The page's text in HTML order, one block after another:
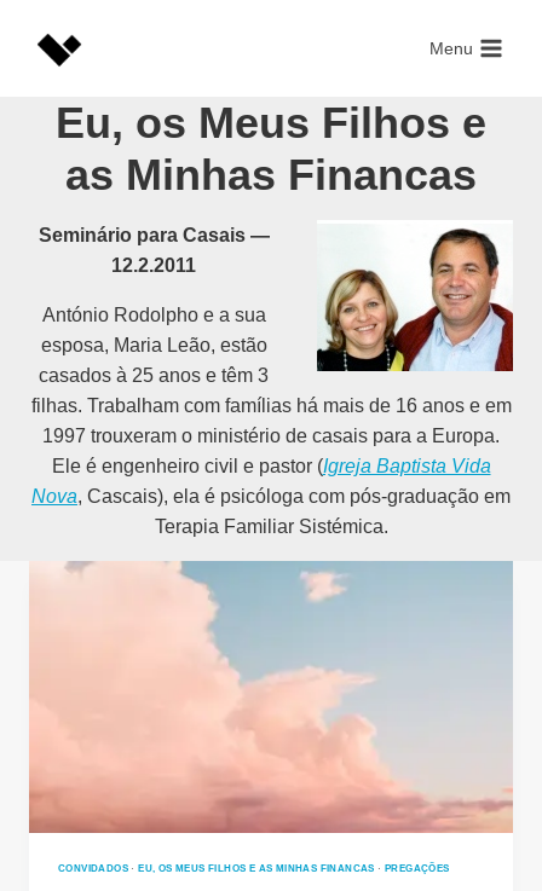
Menu
Eu, os Meus Filhos e
as Minhas Financas
Seminário para Casais —
12.2.2011
António Rodolpho e a sua
esposa, Maria Leão, estão
casados à 25 anos e têm 3
filhas. Trabalham com famílias há mais de 16 anos e em
1997 trouxeram o ministério de casais para a Europa.
Ele é engenheiro civil e pastor (Igreja Baptista Vida
Nova, Cascais), ela é psicóloga com pós-graduação em
Terapia Familiar Sistémica.
CONVIDADOS · EU, OS MEUS FILHOS E AS MINHAS FINANCAS · PREGAÇÕES